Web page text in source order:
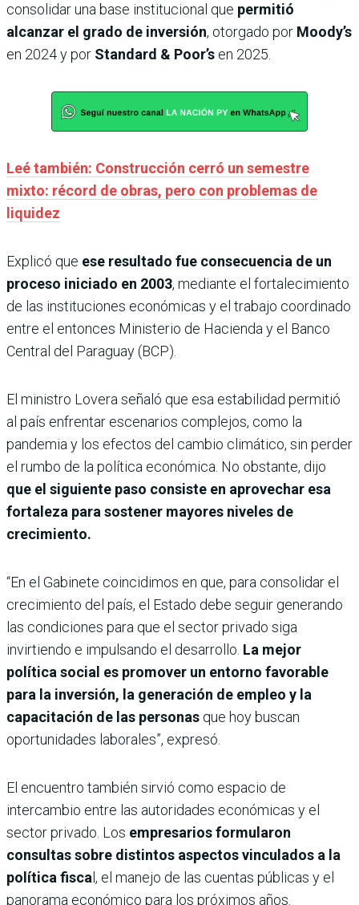
consolidar una base institucional que permitió
alcanzar el grado de inversión, otorgado por Moody’s
en 2024 y por Standard & Poor’s en 2025.
Leé también: Construcción cerró un semestre
mixto: récord de obras, pero con problemas de
liquidez
Explicó que ese resultado fue consecuencia de un
proceso iniciado en 2003, mediante el fortalecimiento
de las instituciones económicas y el trabajo coordinado
entre el entonces Ministerio de Hacienda y el Banco
Central del Paraguay (BCP).
El ministro Lovera señaló que esa estabilidad permitió
al país enfrentar escenarios complejos, como la
pandemia y los efectos del cambio climático, sin perder
el rumbo de la política económica. No obstante, dijo
que el siguiente paso consiste en aprovechar esa
fortaleza para sostener mayores niveles de
crecimiento.
“En el Gabinete coincidimos en que, para consolidar el
crecimiento del país, el Estado debe seguir generando
las condiciones para que el sector privado siga
invirtiendo e impulsando el desarrollo. La mejor
política social es promover un entorno favorable
para la inversión, la generación de empleo y la
capacitación de las personas que hoy buscan
oportunidades laborales”, expresó.
El encuentro también sirvió como espacio de
intercambio entre las autoridades económicas y el
sector privado. Los empresarios formularon
consultas sobre distintos aspectos vinculados a la
política fiscal, el manejo de las cuentas públicas y el
panorama económico para los próximos años.